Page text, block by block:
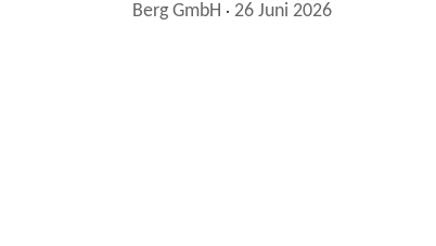
Berg GmbH · 26 Juni 2026